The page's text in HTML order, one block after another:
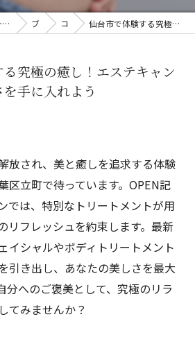
宮城県仙台市のエステならBONA BONA 【ボナボナ】美骨筋膜コルギ専門店 ブログ コラム 仙台市で体験する究極の癒し！エステキャンペーンで美しさを手に入れよう
究極の癒し！エステキャン
手に入れよう
放され、美と癒しを追求する体験
区立町で待っています。OPEN記
では、特別なトリートメントが用
リフレッシュを約束します。最新
イシャルやボディトリートメント
引き出し、あなたの美しさを最大
分へのご褒美として、究極のリラ
てみませんか？